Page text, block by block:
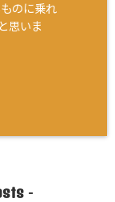
のに乗れ
思いま
-